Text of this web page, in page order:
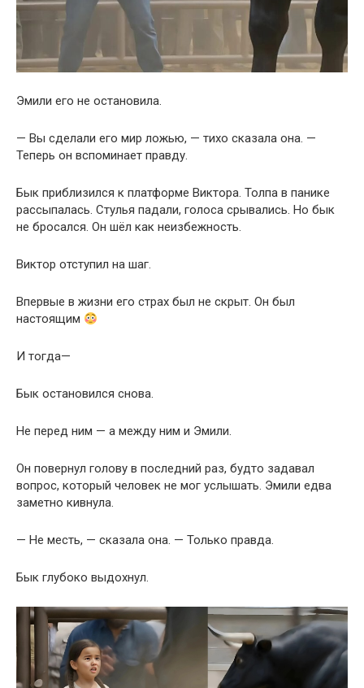
Эмили его не остановила.
— Вы сделали его мир ложью, — тихо сказала она. —
Теперь он вспоминает правду.
Бык приблизился к платформе Виктора. Толпа в панике
рассыпалась. Стулья падали, голоса срывались. Но бык
не бросался. Он шёл как неизбежность.
Виктор отступил на шаг.
Впервые в жизни его страх был не скрыт. Он был
настоящим
И тогда—
Бык остановился снова.
Не перед ним — а между ним и Эмили.
Он повернул голову в последний раз, будто задавал
вопрос, который человек не мог услышать. Эмили едва
заметно кивнула.
— Не месть, — сказала она. — Только правда.
Бык глубоко выдохнул.